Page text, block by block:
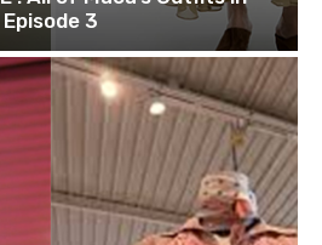
Episode 3